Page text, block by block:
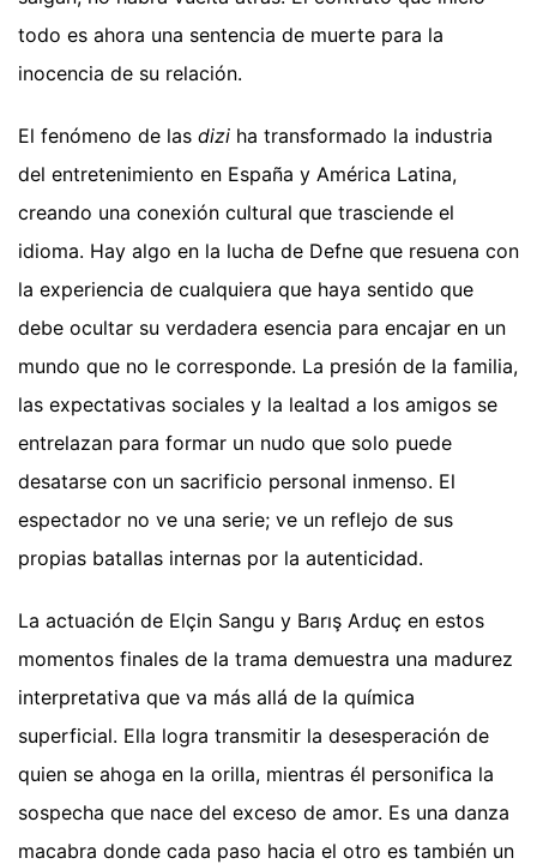
todo es ahora una sentencia de muerte para la
inocencia de su relación.
El fenómeno de las dizi ha transformado la industria
del entretenimiento en España y América Latina,
creando una conexión cultural que trasciende el
idioma. Hay algo en la lucha de Defne que resuena con
la experiencia de cualquiera que haya sentido que
debe ocultar su verdadera esencia para encajar en un
mundo que no le corresponde. La presión de la familia,
las expectativas sociales y la lealtad a los amigos se
entrelazan para formar un nudo que solo puede
desatarse con un sacrificio personal inmenso. El
espectador no ve una serie; ve un reflejo de sus
propias batallas internas por la autenticidad.
La actuación de Elçin Sangu y Barış Arduç en estos
momentos finales de la trama demuestra una madurez
interpretativa que va más allá de la química
superficial. Ella logra transmitir la desesperación de
quien se ahoga en la orilla, mientras él personifica la
sospecha que nace del exceso de amor. Es una danza
macabra donde cada paso hacia el otro es también un